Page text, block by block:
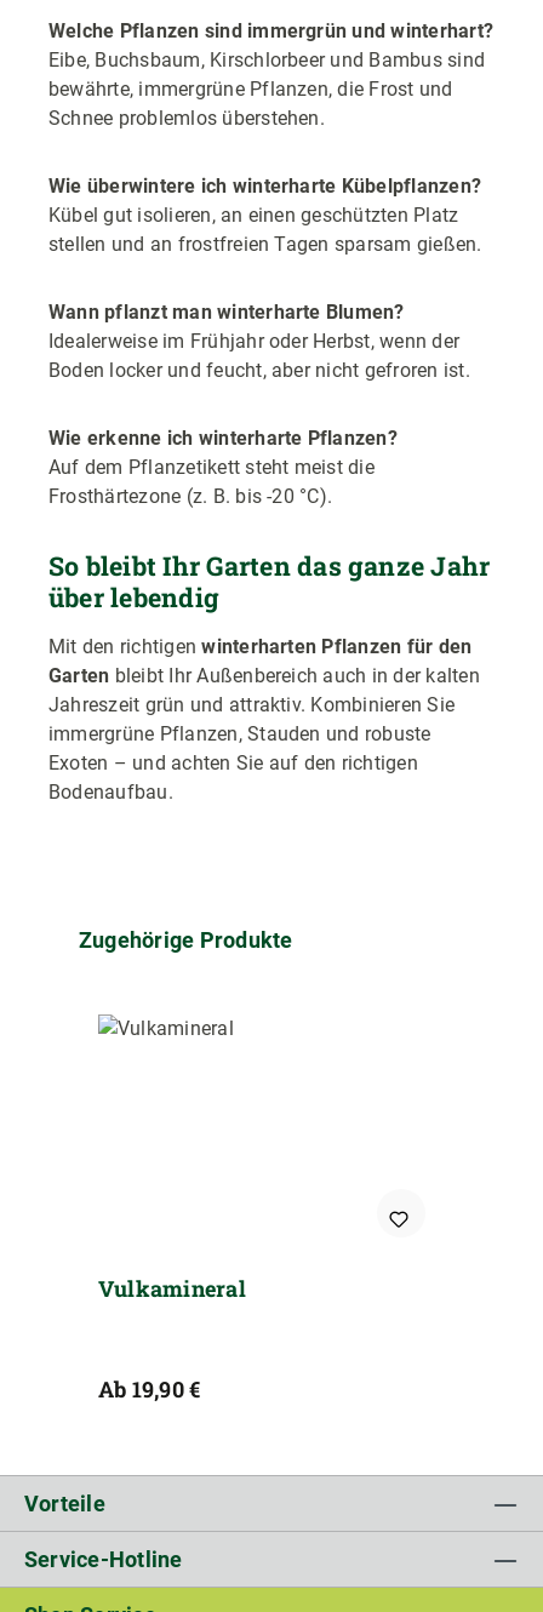
Welche Pflanzen sind immergrün und winterhart?
Eibe, Buchsbaum, Kirschlorbeer und Bambus sind
bewährte, immergrüne Pflanzen, die Frost und
Schnee problemlos überstehen.
Wie überwintere ich winterharte Kübelpflanzen?
Kübel gut isolieren, an einen geschützten Platz
stellen und an frostfreien Tagen sparsam gießen.
Wann pflanzt man winterharte Blumen?
Idealerweise im Frühjahr oder Herbst, wenn der
Boden locker und feucht, aber nicht gefroren ist.
Wie erkenne ich winterharte Pflanzen?
Auf dem Pflanzetikett steht meist die
Frosthärtezone (z. B. bis -20 °C).
So bleibt Ihr Garten das ganze Jahr
über lebendig
Mit den richtigenwinterharten Pflanzen für den
Garten bleibt Ihr Außenbereich auch in der kalten
Jahreszeit grün und attraktiv. Kombinieren Sie
immergrüne Pflanzen, Stauden und robuste
Exoten – und achten Sie auf den richtigen
Bodenaufbau.
Produktgalerie überspringen
Zugehörige Produkte
Vulkamineral
Regulärer Preis:
Ab 19,90 €
Vorteile
Service-Hotline